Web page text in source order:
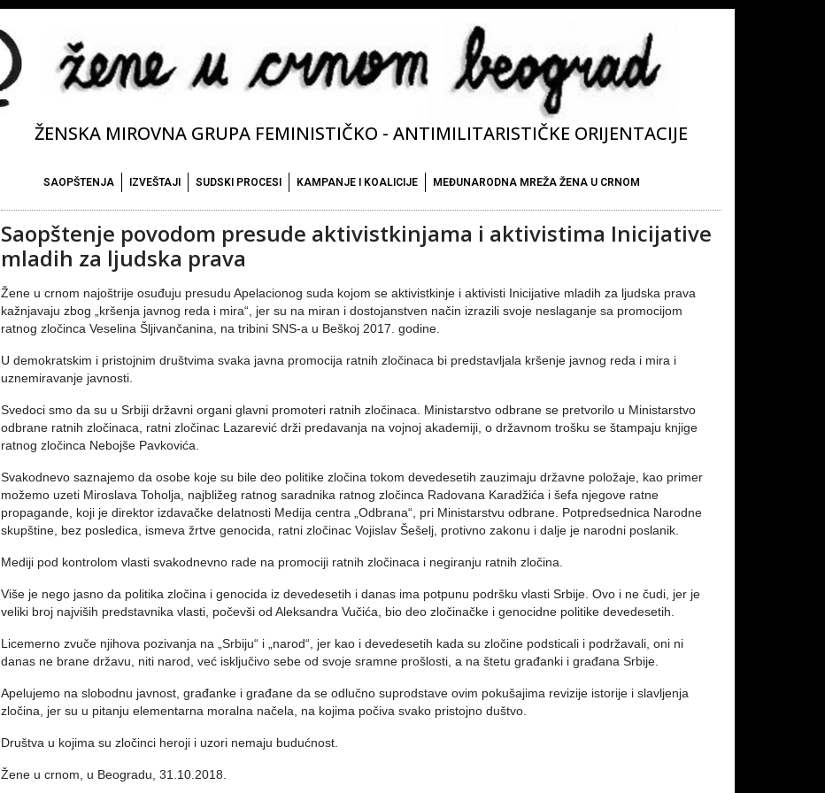
ŽENSKA MIROVNA GRUPA FEMINISTIČKO - ANTIMILITARISTIČKE ORIJENTACIJE
SAOPŠTENJA IZVEŠTAJI SUDSKI PROCESI KAMPANJE I KOALICIJE MEĐUNARODNA MREŽA ŽENA U CRNOM
Saopštenje povodom presude aktivistkinjama i aktivistima Inicijative
mladih za ljudska prava
Žene u crnom najoštrije osuđuju presudu Apelacionog suda kojom se aktivistkinje i aktivisti Inicijative mladih za ljudska prava
kažnjavaju zbog „kršenja javnog reda i mira“, jer su na miran i dostojanstven način izrazili svoje neslaganje sa promocijom
ratnog zločinca Veselina Šljivančanina, na tribini SNS-a u Beškoj 2017. godine.
U demokratskim i pristojnim društvima svaka javna promocija ratnih zločinaca bi predstavljala kršenje javnog reda i mira i
uznemiravanje javnosti.
Svedoci smo da su u Srbiji državni organi glavni promoteri ratnih zločinaca. Ministarstvo odbrane se pretvorilo u Ministarstvo
odbrane ratnih zločinaca, ratni zločinac Lazarević drži predavanja na vojnoj akademiji, o državnom trošku se štampaju knjige
ratnog zločinca Nebojše Pavkovića.
Svakodnevo saznajemo da osobe koje su bile deo politike zločina tokom devedesetih zauzimaju državne položaje, kao primer
možemo uzeti Miroslava Toholja, najbližeg ratnog saradnika ratnog zločinca Radovana Karadžića i šefa njegove ratne
propagande, koji je direktor izdavačke delatnosti Medija centra „Odbrana“, pri Ministarstvu odbrane. Potpredsednica Narodne
skupštine, bez posledica, ismeva žrtve genocida, ratni zločinac Vojislav Šešelj, protivno zakonu i dalje je narodni poslanik.
Mediji pod kontrolom vlasti svakodnevno rade na promociji ratnih zločinaca i negiranju ratnih zločina.
Više je nego jasno da politika zločina i genocida iz devedesetih i danas ima potpunu podršku vlasti Srbije. Ovo i ne čudi, jer je
veliki broj najviših predstavnika vlasti, počevši od Aleksandra Vučića, bio deo zločinačke i genocidne politike devedesetih.
Licemerno zvuče njihova pozivanja na „Srbiju“ i „narod“, jer kao i devedesetih kada su zločine podsticali i podržavali, oni ni
danas ne brane državu, niti narod, već isključivo sebe od svoje sramne prošlosti, a na štetu građanki i građana Srbije.
Apelujemo na slobodnu javnost, građanke i građane da se odlučno suprodstave ovim pokušajima revizije istorije i slavljenja
zločina, jer su u pitanju elementarna moralna načela, na kojima počiva svako pristojno duštvo.
Društva u kojima su zločinci heroji i uzori nemaju budućnost.
Žene u crnom, u Beogradu, 31.10.2018.